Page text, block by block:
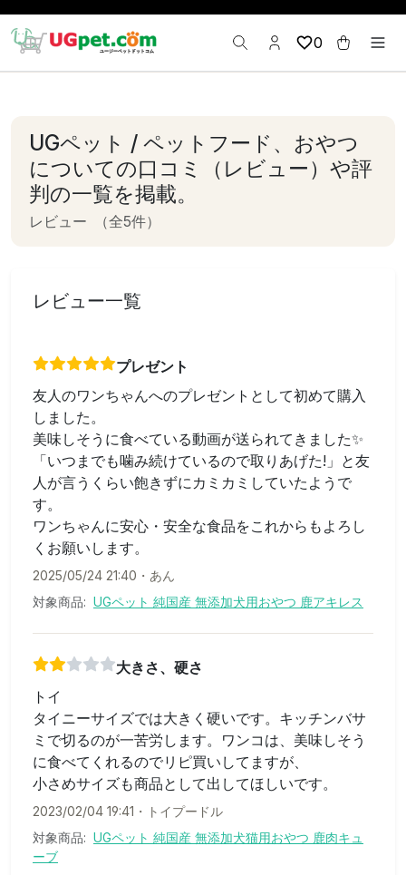
0
UGペット / ペットフード、おやつ
についての口コミ（レビュー）や評
判の一覧を掲載。
レビュー （全5件）
レビュー一覧
プレゼント
友人のワンちゃんへのプレゼントとして初めて購入
しました。
美味しそうに食べている動画が送られてきました✨
「いつまでも噛み続けているので取りあげた!」と友
人が言うくらい飽きずにカミカミしていたようで
す。
ワンちゃんに安心・安全な食品をこれからもよろし
くお願いします。
2025/05/24 21:40 ・ あん
対象商品: UGペット 純国産 無添加犬用おやつ 鹿アキレス
大きさ、硬さ
トイ
タイニーサイズでは大きく硬いです。キッチンバサ
ミで切るのが一苦労します。ワンコは、美味しそう
に食べてくれるのでリピ買いしてますが、
小さめサイズも商品として出してほしいです。
2023/02/04 19:41 ・ トイプードル
対象商品: UGペット 純国産 無添加犬猫用おやつ 鹿肉キュ
ーブ